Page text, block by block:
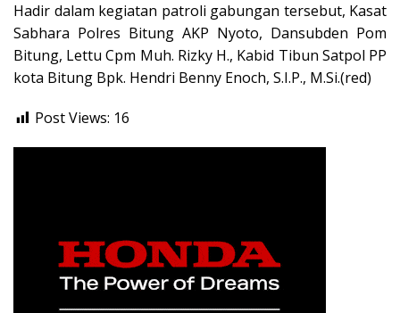
Hadir dalam kegiatan patroli gabungan tersebut, Kasat
Sabhara Polres Bitung AKP Nyoto, Dansubden Pom
Bitung, Lettu Cpm Muh. Rizky H., Kabid Tibun Satpol PP
kota Bitung Bpk. Hendri Benny Enoch, S.I.P., M.Si.(red)
Post Views: 16